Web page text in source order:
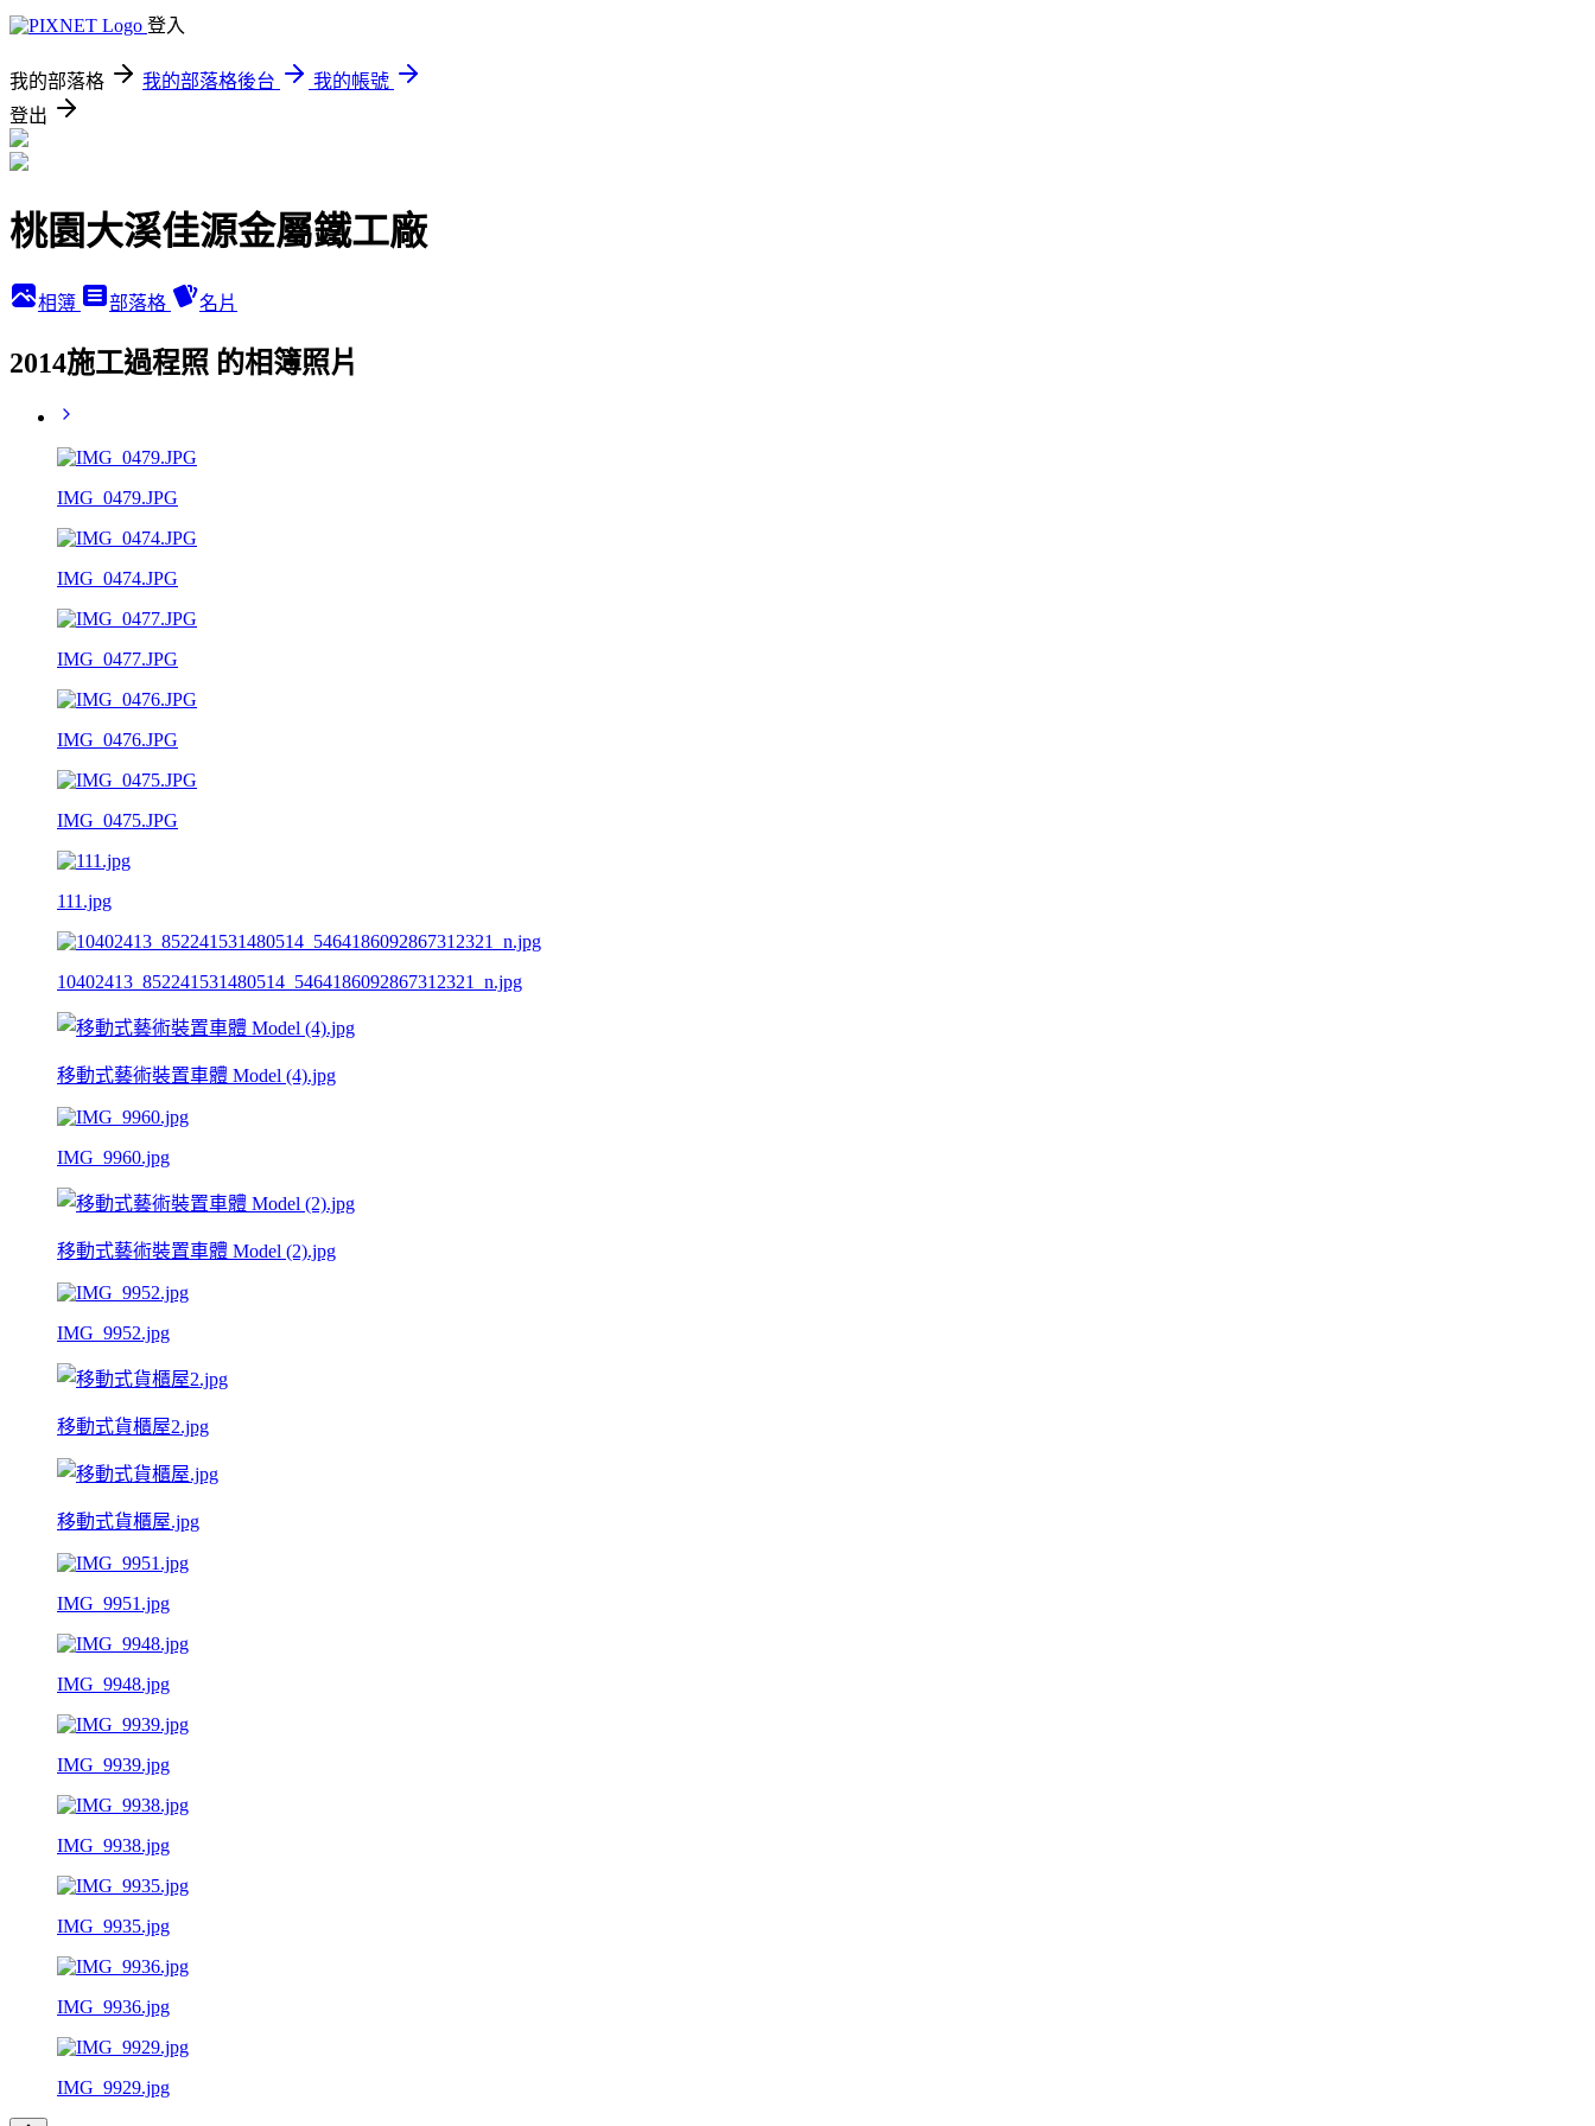
登入
我的部落格 我的部落格後台
我的帳號
登出
桃園大溪佳源金屬鐵工廠
相簿 部落格 名片
2014施工過程照 的相簿照片
IMG_0479.JPG
IMG_0474.JPG
IMG_0477.JPG
IMG_0476.JPG
IMG_0475.JPG
111.jpg
10402413_852241531480514_5464186092867312321_n.jpg
移動式藝術裝置車體 Model (4).jpg
IMG_9960.jpg
移動式藝術裝置車體 Model (2).jpg
IMG_9952.jpg
移動式貨櫃屋2.jpg
移動式貨櫃屋.jpg
IMG_9951.jpg
IMG_9948.jpg
IMG_9939.jpg
IMG_9938.jpg
IMG_9935.jpg
IMG_9936.jpg
IMG_9929.jpg